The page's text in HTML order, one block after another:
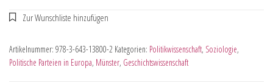
Artikelnummer: 978-3-643-13800-2 Kategorien: Politikwissenschaft, Soziologie,
Politische Parteien in Europa, Münster, Geschichtswissenschaft